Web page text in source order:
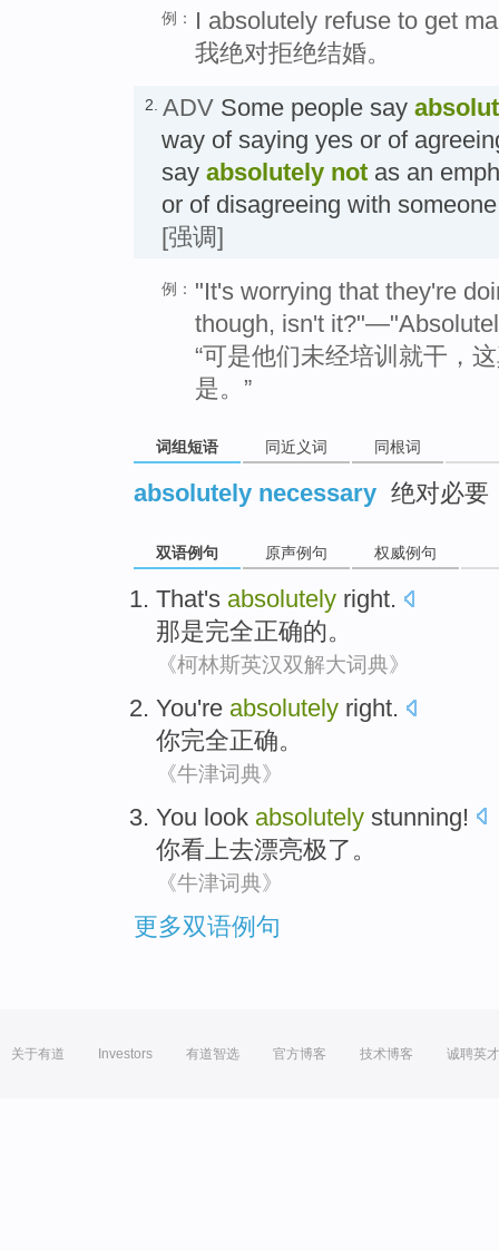
例：
I absolutely refuse to get
我绝对拒绝结婚。
2. ADV Some people say
way of saying yes or of
say absolutely not as an
or of disagreeing with
[强调]
例： "It's worrying that they're
though, isn't
“可是他们未经培训就干，
是。”
词组短语 同近义词 同根词
absolutely necessary 绝对必要
双语例句 原声例句 权威例句
That's absolutely right.
那是完全正确的。
《柯林斯英汉双解大词典》
You're absolutely right.
你完全正确。
《牛津词典》
You look absolutely stunning!
你看上去漂亮极了。
《牛津词典》
更多双语例句
关于有道 Investors 有道智选 官方博客 技术博客 诚聘英才